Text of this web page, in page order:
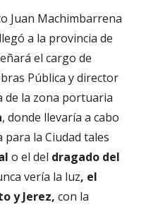
Juan Machimbarrena
a la provincia de
el cargo de
Pública y director
de la zona portuaria
, donde llevaría a cabo
la Ciudad tales
o el del dragado del
vería la luz, el
y Jerez, con la